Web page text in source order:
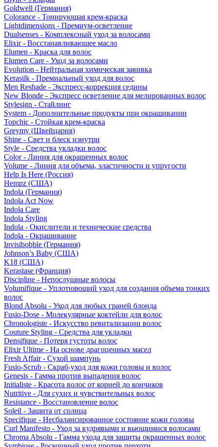
Goldwell (Германия)
Colorance - Тонирующая крем-краска
Lightdimensions - Премиум-осветление
Dualsenses - Комплексный уход за волосами
Elixir - Восстанавливающее масло
Elumen - Краска для волос
Elumen Care - Уход за волосами
Evolution - Нейтральная химическая завивка
Kerasilk - Премиальный уход для волос
Men Reshade - Экспресс-коррекция седины
New Blonde - Экспресс осветление для мелированных волос
Stylesign - Стайлинг
System - Дополнительные продукты при окрашивании
Topchic - Стойкая крем-краска
Greymy (Швейцария)
Shine - Свет и блеск изнутри
Style - Средства укладки волос
Color - Линия для окрашенных волос
Volume - Линия для объема, эластичности и упругости
Help Is Here (Россия)
Hempz (США)
Indola (Германия)
Indola Act Now
Indola Care
Indola Styling
Indola - Окислители и технические средства
Indola - Окрашивание
Invisibobble (Германия)
Johnson’s Baby (США)
K18 (США)
Kerastase (Франция)
Discipline - Непослушные волосы
Volumifique - Уплотняющий уход для создания объема тонких
волос
Blond Absolu - Уход для любых граней блонда
Fusio-Dose - Молекулярные коктейли для волос
Chronologiste - Искусство ревитализации волос
Couture Styling - Средства для укладки
Densifique - Потеря густоты волос
Elixir Ultime - На основе драгоценных масел
Fresh Affair - Сухой шампунь
Fusio-Scrub - Скраб-уход для кожи головы и волос
Genesis - Гамма против выпадения волос
Initialiste - Красота волос от корней до кончиков
Nutritive - Для сухих и чувствительных волос
Resistance - Восстановление волос
Soleil - Защита от солнца
Specifique - Несбалансированное состояние кожи головы
Curl Manifesto - Уход за кудрявыми и вьющимися волосами
Chroma Absolu - Гамма ухода для защиты окрашенных волос